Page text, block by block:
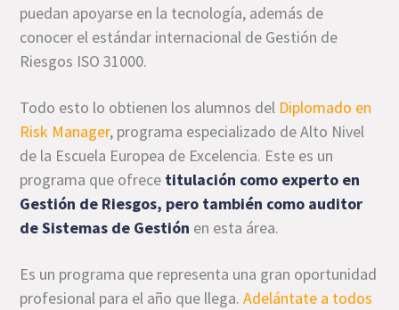
puedan apoyarse en la tecnología, además de
conocer el estándar internacional de Gestión de
Riesgos ISO 31000.
Todo esto lo obtienen los alumnos del Diplomado en
Risk Manager, programa especializado de Alto Nivel
de la Escuela Europea de Excelencia. Este es un
programa que ofrece titulación como experto en
Gestión de Riesgos, pero también como auditor
de Sistemas de Gestión en esta área.
Es un programa que representa una gran oportunidad
profesional para el año que llega.Adelántate a todos